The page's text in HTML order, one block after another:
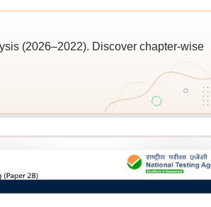
(2026–2022). Discover chapter-wise